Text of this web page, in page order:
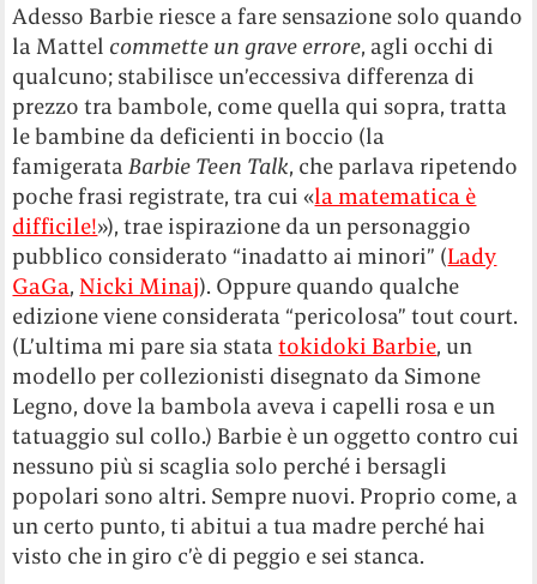
Adesso Barbie riesce a fare sensazione solo quando
la Mattel commette un grave errore, agli occhi di
qualcuno; stabilisce un’eccessiva differenza di
prezzo tra bambole, come quella qui sopra, tratta
le bambine da deficienti in boccio (la
famigerataBarbie Teen Talk, che parlava ripetendo
poche frasi registrate, tra cui «la matematica è
difficile!»), trae ispirazione da un personaggio
pubblico considerato “inadatto ai minori” (Lady
GaGa, Nicki Minaj). Oppure quando qualche
edizione viene considerata “pericolosa” tout court.
(L’ultima mi pare sia statatokidoki Barbie, un
modello per collezionisti disegnato da Simone
Legno, dove la bambola aveva i capelli rosa e un
tatuaggio sul collo.) Barbie è un oggetto contro cui
nessuno più si scaglia solo perché i bersagli
popolari sono altri. Sempre nuovi. Proprio come, a
un certo punto, ti abitui a tua madre perché hai
visto che in giro c’è di peggio e sei stanca.